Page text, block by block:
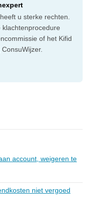
u sterke rechten.
klachtenprocedure
of het Kifid
account, weigeren te
niet vergoed